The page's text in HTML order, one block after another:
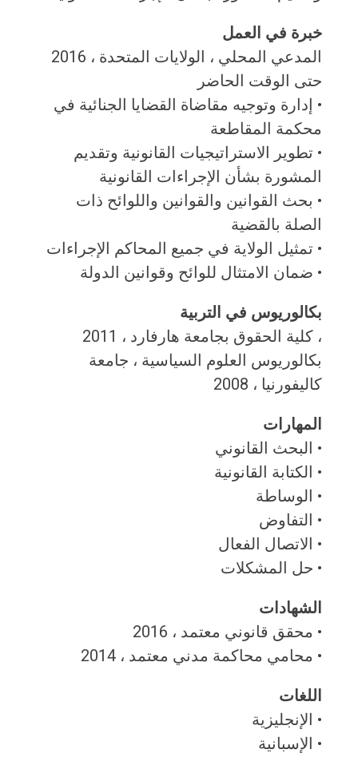
خبرة في العمل
المدعي المحلي ، الولايات المتحدة ، 2016
حتى الوقت الحاضر
• إدارة وتوجيه مقاضاة القضايا الجنائية في
محكمة المقاطعة
• تطوير الاستراتيجيات القانونية وتقديم
المشورة بشأن الإجراءات القانونية
• بحث القوانين والقوانين واللوائح ذات
الصلة بالقضية
• تمثيل الولاية في جميع المحاكم الإجراءات
• ضمان الامتثال للوائح وقوانين الدولة
بكالوريوس في التربية
، كلية الحقوق بجامعة هارفارد ، 2011
بكالوريوس العلوم السياسية ، جامعة
كاليفورنيا ، 2008
المهارات
• البحث القانوني
• الكتابة القانونية
• الوساطة
• التفاوض
• الاتصال الفعال
• حل المشكلات
الشهادات
• محقق قانوني معتمد ، 2016
• محامي محاكمة مدني معتمد ، 2014
اللغات
• الإنجليزية
• الإسبانية